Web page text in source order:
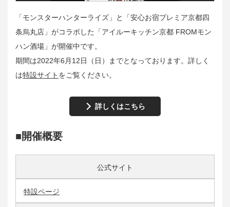
「モンスターハンターライズ」と「安心お宿プレミア京都四
条烏丸店」がコラボした「アイルーキッチン京都 FROMモン
ハン酒場」が開催中です。
期間は2022年6月12日（日）までとなっております。詳しく
は特設サイト をご覧ください。
詳しくはこちら
■開催概要
公式サイト
特設ページ